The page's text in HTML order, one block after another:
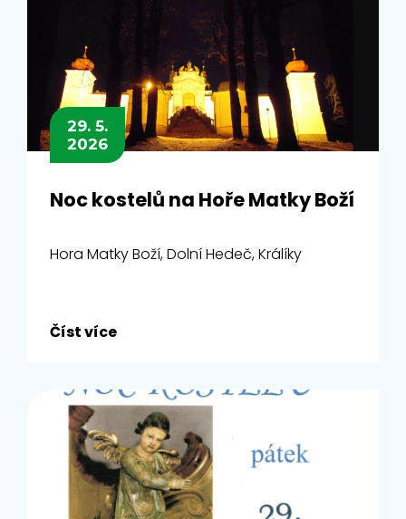
29. 5.
2026
Noc kostelů na Hoře Matky Boží
Hora Matky Boží, Dolní Hedeč, Králíky
Číst více